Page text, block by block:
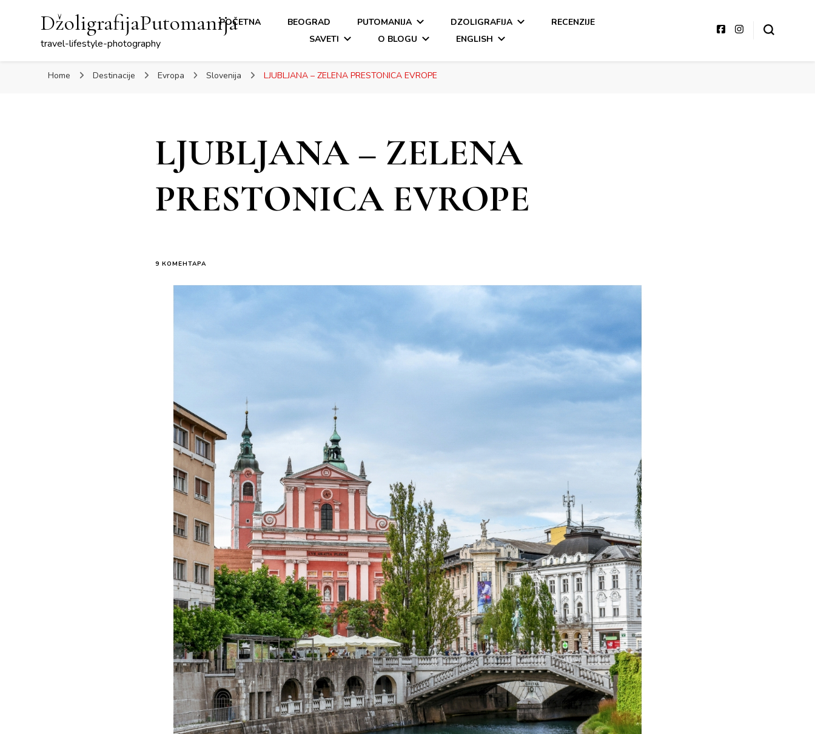
DžoligrafijaPutomanija
travel-lifestyle-photography
POČETNA BEOGRAD PUTOMANIJA DZOLIGRAFIJA
RECENZIJE
SAVETI
O BLOGU ENGLISH
Home Destinacije Evropa Slovenija LJUBLJANA – ZELENA PRESTONICA EVROPE
LJUBLJANA – ZELENA
PRESTONICA EVROPE
9 КОМЕНТАРАНА
–